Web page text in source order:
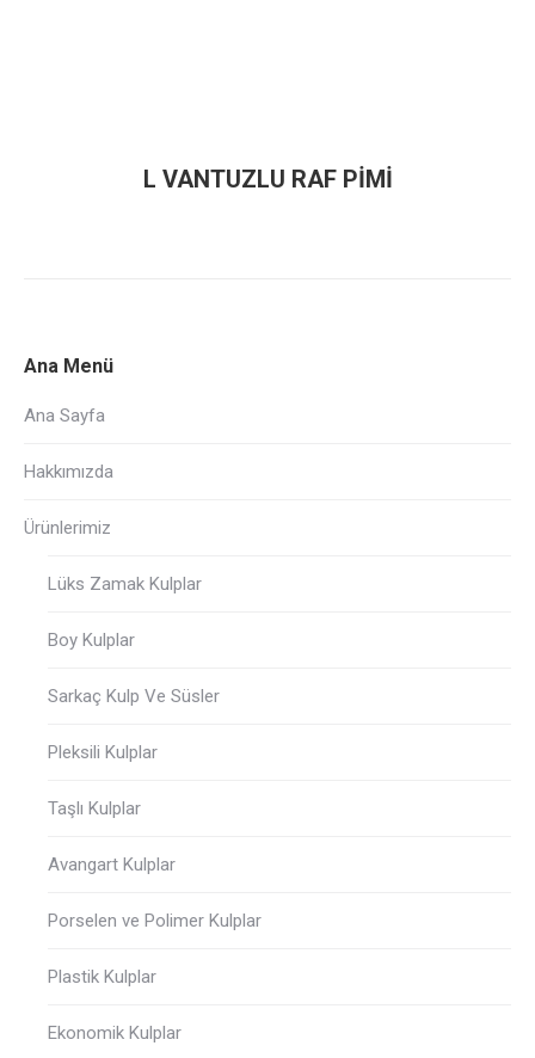
L VANTUZLU RAF PİMİ
Ana Menü
Ana Sayfa
Hakkımızda
Ürünlerimiz
Lüks Zamak Kulplar
Boy Kulplar
Sarkaç Kulp Ve Süsler
Pleksili Kulplar
Taşlı Kulplar
Avangart Kulplar
Porselen ve Polimer Kulplar
Plastik Kulplar
Ekonomik Kulplar